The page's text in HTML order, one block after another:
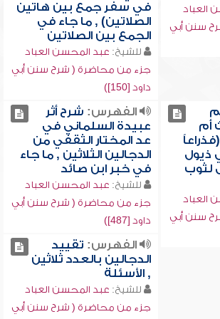
العباد
سنن أبي
في سفر جمع بين هاتين
الصلاتين) , ما جاء في
الجمع بين الصلاتين
للشيخ: عبد المحسن العباد
جزء من محاضرة ( شرح سنن أبي
داود [150])
أم
ذيول
لثوب
العباد
سنن أبي
الفهرس: شرح أثر
عبيدة السلماني في
عد المختار الثقفي من
الدجالين الثلاثين , ما جاء
في خبر ابن صائد
للشيخ: عبد المحسن العباد
جزء من محاضرة ( شرح سنن أبي
داود [487])
الفهرس: تقييد
الدجالين بالعدد ثلاثين
, الأسئلة
للشيخ: عبد المحسن العباد
جزء من محاضرة ( شرح سنن أبي